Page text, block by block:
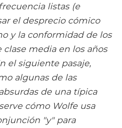
listas (e
el desprecio cómico
y la conformidad de los
media en los años
el siguiente pasaje,
algunas de las
de una típica
cómo Wolfe usa
"y" para